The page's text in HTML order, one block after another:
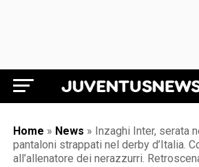
Juventus News
Home » News » Inzaghi Inter, serata
pantaloni strappati nel derby d’Italia.
all’allenatore dei nerazzurri.